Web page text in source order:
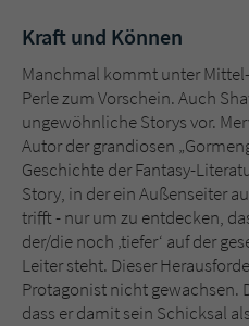
Kraft und Können
Manchmal kommt unter
Perle zum Vorschein. Auch
ungewöhnliche Storys vor.
Autor der grandiosen
Geschichte der Fantasy-
Story, in der ein Außenseiter
trifft - nur um zu entdecken,
der/die noch ‚tiefer‘ auf der
Leiter steht. Dieser
Protagonist nicht gewachsen.
dass er damit sein Schicksal